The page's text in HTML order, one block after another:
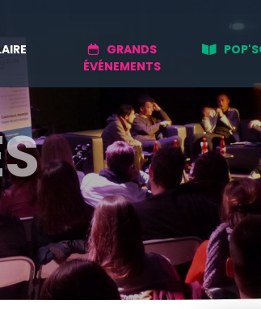
GRANDS
ÉVÉNEMENTS